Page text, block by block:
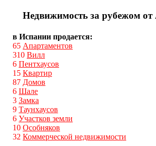
Недвижимость за рубежом от
в Испании продается:
65 Апартаментов
310 Вилл
6 Пентхаусов
15 Квартир
87 Домов
6 Шале
3 Замка
9 Таунхаусов
6 Участков земли
10 Особняков
32 Коммерческой недвижимости